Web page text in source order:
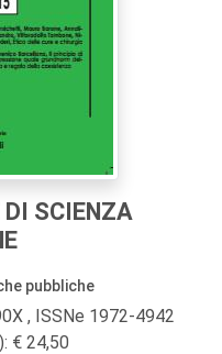
SCIENZA
pubbliche
, ISSNe 1972-4942
€ 24,50